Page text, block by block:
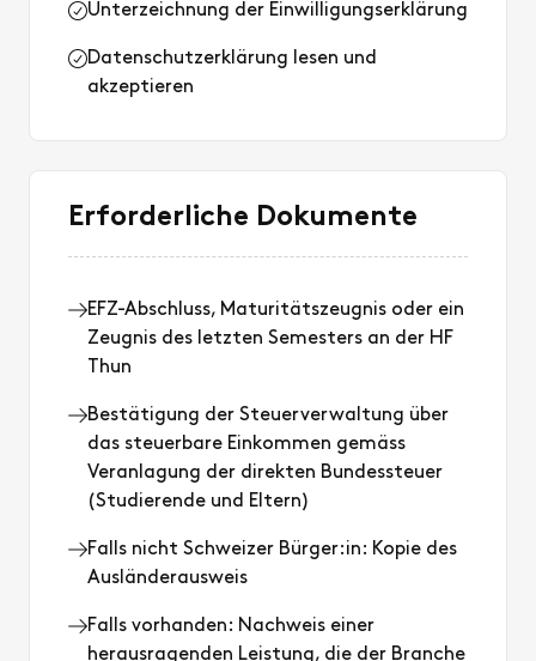
Unterzeichnung der Einwilligungserklärung
Datenschutzerklärung lesen und
akzeptieren
Erforderliche Dokumente
EFZ-Abschluss, Maturitätszeugnis oder ein
Zeugnis des letzten Semesters an der HF
Thun
Bestätigung der Steuerverwaltung über
das steuerbare Einkommen gemäss
Veranlagung der direkten Bundessteuer
(Studierende und Eltern)
Falls nicht Schweizer Bürger:in: Kopie des
Ausländerausweis
Falls vorhanden: Nachweis einer
herausragenden Leistung, die der Branche